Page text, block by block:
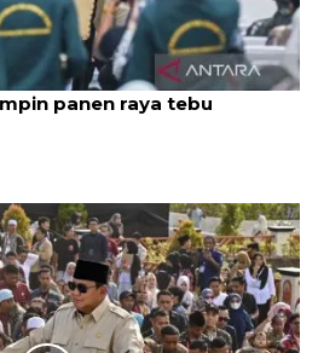
panen raya tebu